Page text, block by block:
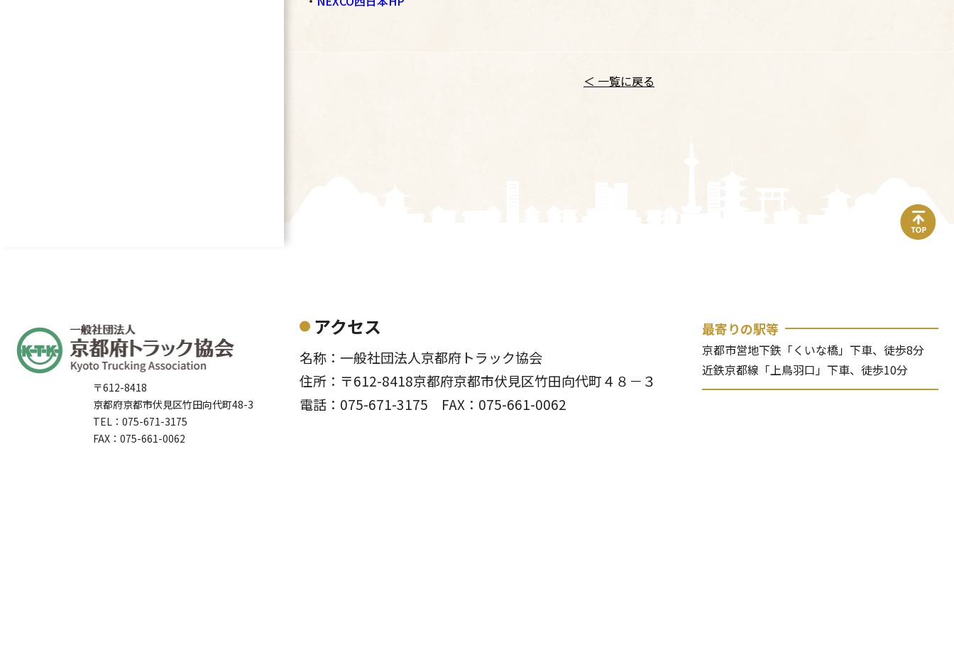
＜ 一覧に戻る
top
〒612-8418
京都府京都市伏見区竹田向代町48-3
TEL：075-671-3175
FAX：075-661-0062
アクセス
名称：一般社団法人京都府トラック協会
住所：〒612-8418京都府京都市伏見区竹田向代町４８－３
電話：075-671-3175 FAX：075-661-0062
最寄りの駅等
京都市営地下鉄「くいな橋」下車、徒歩8分
近鉄京都線「上鳥羽口」下車、徒歩10分